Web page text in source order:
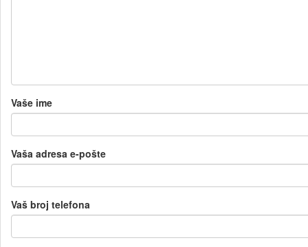
Vaše ime
Vaša adresa e-pošte
Vaš broj telefona